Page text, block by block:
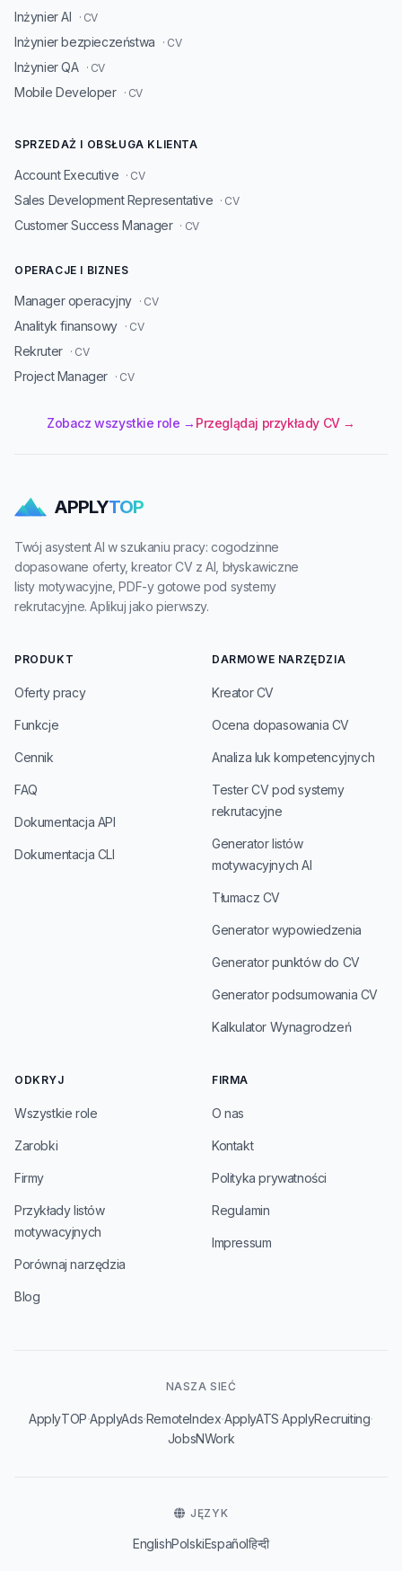
Inżynier AI · CV
Inżynier bezpieczeństwa · CV
Inżynier QA · CV
Mobile Developer · CV
SPRZEDAŻ I OBSŁUGA KLIENTA
Account Executive · CV
Sales Development Representative · CV
Customer Success Manager · CV
OPERACJE I BIZNES
Manager operacyjny · CV
Analityk finansowy · CV
Rekruter · CV
Project Manager · CV
Zobacz wszystkie role → Przeglądaj przykłady CV →
APPLYTOP
Twój asystent AI w szukaniu pracy: cogodzinne
dopasowane oferty, kreator CV z AI, błyskawiczne
listy motywacyjne, PDF-y gotowe pod systemy
rekrutacyjne. Aplikuj jako pierwszy.
PRODUKT
Oferty pracy
Funkcje
Cennik
FAQ
Dokumentacja API
Dokumentacja CLI
DARMOWE NARZĘDZIA
Kreator CV
Ocena dopasowania CV
Analiza luk kompetencyjnych
Tester CV pod systemy
rekrutacyjne
Generator listów
motywacyjnych AI
Tłumacz CV
Generator wypowiedzenia
Generator punktów do CV
Generator podsumowania CV
Kalkulator Wynagrodzeń
ODKRYJ
Wszystkie role
Zarobki
Firmy
Przykłady listów
motywacyjnych
Porównaj narzędzia
Blog
FIRMA
O nas
Kontakt
Polityka prywatności
Regulamin
Impressum
NASZA SIEĆ
ApplyTOP·ApplyAds·RemoteIndex·ApplyATS·ApplyRecruiting·
JobsNWork
JĘZYK
EnglishPolskiEspañolहिन्दी